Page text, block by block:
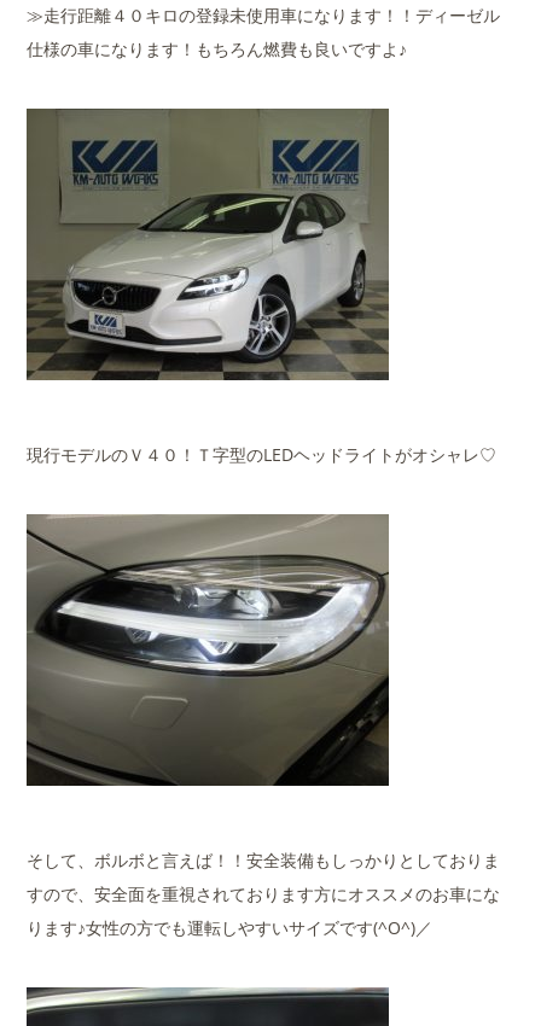
≫走行距離４０キロの登録未使用車になります！！ディーゼル
仕様の車になります！もちろん燃費も良いですよ♪
現行モデルのＶ４０！Ｔ字型のLEDヘッドライトがオシャレ♡
そして、ボルボと言えば！！安全装備もしっかりとしておりま
すので、安全面を重視されております方にオススメのお車にな
ります♪女性の方でも運転しやすいサイズです(^O^)／